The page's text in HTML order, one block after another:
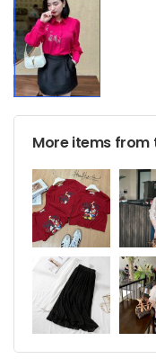
More items from